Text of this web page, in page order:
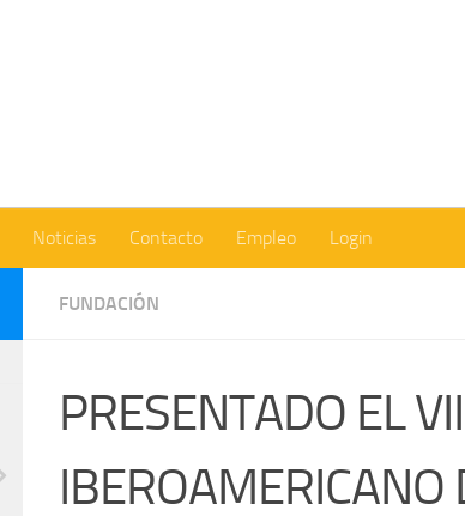
Noticias Contacto Empleo Login
FUNDACIÓN
PRESENTADO EL
IBEROAMERICANO